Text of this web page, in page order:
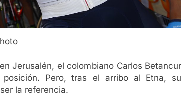
Jerusalén, el colombiano Carlos Betancur
Pero, tras el arribo al Etna, su
la referencia.